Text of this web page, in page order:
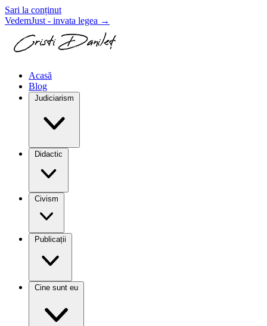
Sari la conținut
VedemJust - invata legea →
Acasă
Blog
Judiciarism
Didactic
Civism
Publicații
Cine sunt eu